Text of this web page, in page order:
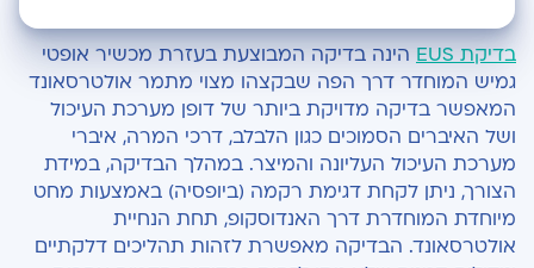
כיצד עלי להתכונן לבדיקה?
כיצד להתנהל לאחר הבדיקה?
בדיקת EUS
הינה בדיקה המבוצעת בעזרת מכשיר אופטי
גמיש המוחדר דרך הפה שבקצהו מצוי מתמר אולטרסאונד
המאפשר בדיקה מדויקת ביותר של דופן מערכת העיכול
ושל האיברים הסמוכים כגון הלבלב, דרכי המרה, איברי
מערכת העיכול העליונה והמיצר. במהלך הבדיקה, במידת
הצורך, ניתן לקחת דגימת רקמה (ביופסיה) באמצעות מחט
מיוחדת המוחדרת דרך האנדוסקופ, תחת הנחיית
אולטרסאונד. הבדיקה מאפשרת לזהות תהליכים דלקתיים